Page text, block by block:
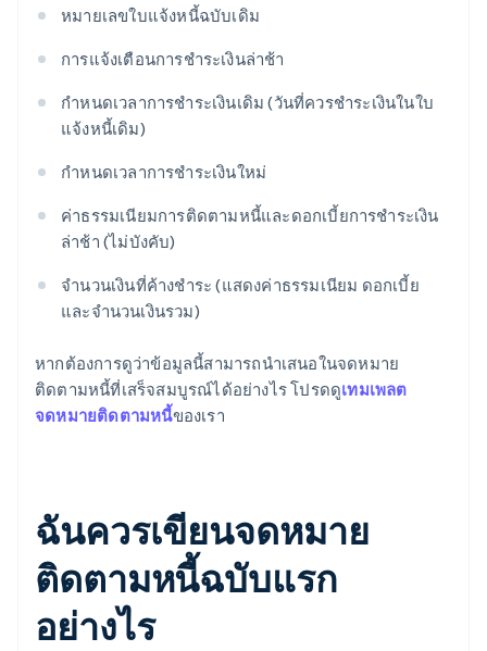
หมายเลขใบแจ้งหนี้ฉบับเดิม
การแจ้งเตือนการชำระเงินล่าช้า
กําหนดเวลาการชำระเงินเดิม (วันที่ควรชําระเงินในใบ
แจ้งหนี้เดิม)
กําหนดเวลาการชำระเงินใหม่
ค่าธรรมเนียมการติดตามหนี้และดอกเบี้ยการชำระเงิน
ล่าช้า (ไม่บังคับ)
จํานวนเงินที่ค้างชําระ (แสดงค่าธรรมเนียม ดอกเบี้ย
และจำนวนเงินรวม)
หากต้องการดูว่าข้อมูลนี้สามารถนำเสนอในจดหมาย
ติดตามหนี้ที่เสร็จสมบูรณ์ได้อย่างไร โปรดดูเทมเพลต
จดหมายติดตามหนี้ของเรา
ฉันควรเขียนจดหมาย
ติดตามหนี้ฉบับแรก
อย่างไร